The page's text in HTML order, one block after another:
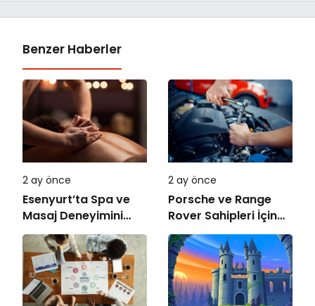
Benzer Haberler
2 ay önce
Esenyurt’ta Spa ve
Masaj Deneyimini
Doğru Seçmek
2 ay önce
Porsche ve Range
Rover Sahipleri İçin
Servis Rehberi